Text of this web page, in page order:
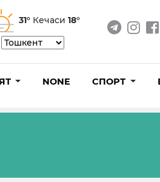
31° Кечаси 18°
NONE СПОРТ